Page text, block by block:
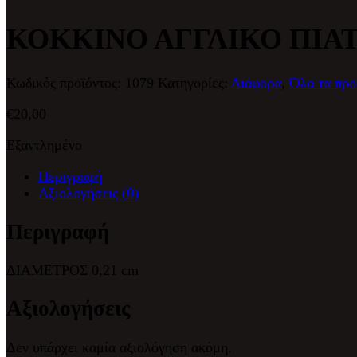
ΚΟΚΚΙΝΟ ΑΓΓΛΙΚΟ
Κωδικός προϊόντος: 1079 Κατηγορίες: Διάφορα,Όλα τα
€ 20,00
Εξαντλημένο
Περιγραφή
Αξιολογήσεις (0)
Περιγραφή
ΔΙΑΜΕΤΡΟΣ 0,21 cm
Αξιολογήσεις
Δεν υπάρχει καμία αξιολόγηση ακόμη.